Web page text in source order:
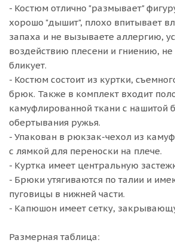
- Костюм отлично "размывает"
хорошо "дышит", плохо впитывает
запаха и не вызываете аллергию,
воздействию плесени и гниению,
бликует.
- Костюм состоит из куртки,
брюк. Также в комплект входит
камуфлированной ткани с нашитой
обертывания ружья.
- Упакован в рюкзак-чехол из
с лямкой для переноски на плече.
- Куртка имеет центральную
- Брюки утягиваются по талии и
пуговицы в нижней части.
- Капюшон имеет сетку,
Размерная таблица: